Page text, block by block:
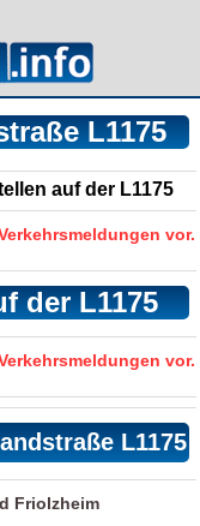
L1175
auf der L1175
vor.
der L1175
vor.
L1175
Friolzheim